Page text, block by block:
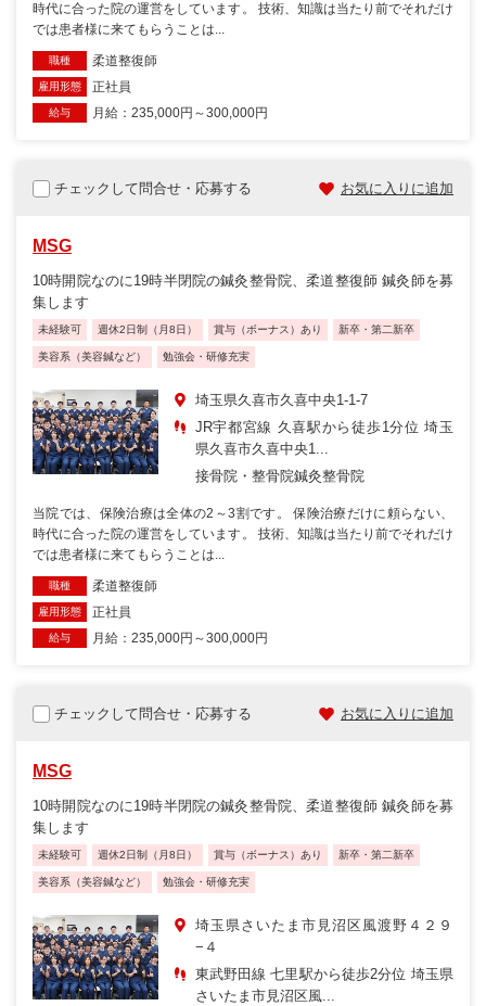
時代に合った院の運営をしています。 技術、知識は当たり前でそれだけ
では患者様に来てもらうことは...
職種 柔道整復師
雇用形態 正社員
給与 月給：235,000円～300,000円
チェックして問合せ・応募する お気に入りに追加
MSG
10時開院なのに19時半閉院の鍼灸整骨院、柔道整復師 鍼灸師を募
集します
未経験可 週休2日制（月8日） 賞与（ボーナス）あり 新卒・第二新卒
美容系（美容鍼など） 勉強会・研修充実
埼玉県久喜市久喜中央1-1-7
JR宇都宮線 久喜駅から徒歩1分位 埼玉
県久喜市久喜中央1...
接骨院・整骨院鍼灸整骨院
当院では、保険治療は全体の2～3割です。 保険治療だけに頼らない、
時代に合った院の運営をしています。 技術、知識は当たり前でそれだけ
では患者様に来てもらうことは...
職種 柔道整復師
雇用形態 正社員
給与 月給：235,000円～300,000円
チェックして問合せ・応募する お気に入りに追加
MSG
10時開院なのに19時半閉院の鍼灸整骨院、柔道整復師 鍼灸師を募
集します
未経験可 週休2日制（月8日） 賞与（ボーナス）あり 新卒・第二新卒
美容系（美容鍼など） 勉強会・研修充実
埼玉県さいたま市見沼区風渡野４２９
−４
東武野田線 七里駅から徒歩2分位 埼玉県
さいたま市見沼区風...